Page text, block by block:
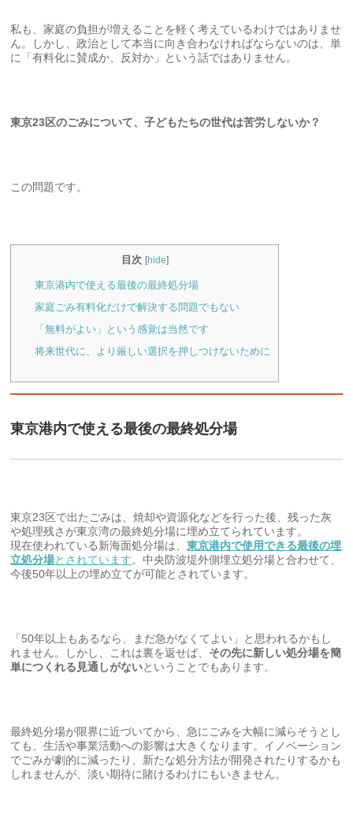
私も、家庭の負担が増えることを軽く考えているわけではありませ
ん。しかし、政治として本当に向き合わなければならないのは、単
に「有料化に賛成か、反対か」という話ではありません。
東京23区のごみについて、子どもたちの世代は苦労しないか？
この問題です。
目次 [hide]
東京港内で使える最後の最終処分場
家庭ごみ有料化だけで解決する問題でもない
「無料がよい」という感覚は当然です
将来世代に、より厳しい選択を押しつけないために
東京港内で使える最後の最終処分場
東京23区で出たごみは、焼却や資源化などを行った後、残った灰
や処理残さが東京湾の最終処分場に埋め立てられています。
現在使われている新海面処分場は、東京港内で使用できる最後の埋
立処分場とされています。中央防波堤外側埋立処分場と合わせて、
今後50年以上の埋め立てが可能とされています。
「50年以上もあるなら、まだ急がなくてよい」と思われるかもし
れません。しかし、これは裏を返せば、 その先に新しい処分場を簡
単につくれる見通しがないということでもあります。
最終処分場が限界に近づいてから、急にごみを大幅に減らそうとし
ても、生活や事業活動への影響は大きくなります。イノベーション
でごみが劇的に減ったり、新たな処分方法が開発されたりするかも
しれませんが、淡い期待に賭けるわけにもいきません。